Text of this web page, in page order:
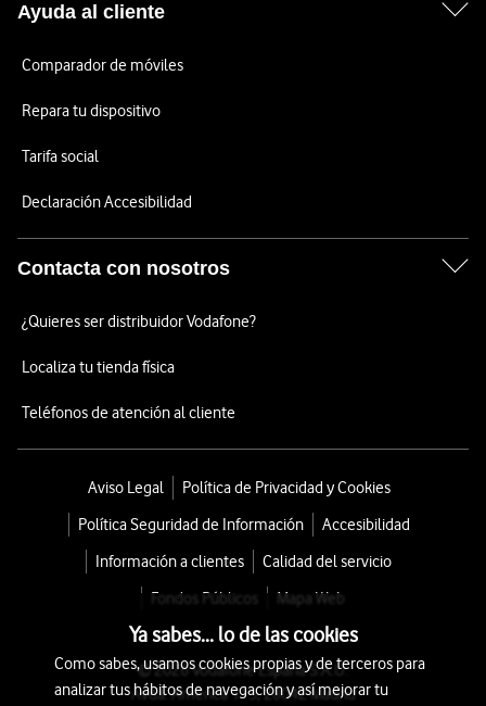
Ayuda al cliente
Comparador de móviles
Repara tu dispositivo
Tarifa social
Declaración Accesibilidad
Contacta con nosotros
¿Quieres ser distribuidor Vodafone?
Localiza tu tienda física
Teléfonos de atención al cliente
Aviso Legal
Política de Privacidad y Cookies
Política Seguridad de Información
Accesibilidad
Información a clientes
Calidad del servicio
Fondos Públicos
Mapa Web
© 2026 Vodafone España S.A.U.
Avda. América 115, 28042 Madrid
Ya sabes... lo de las cookies
Como sabes, usamos cookies propias y de terceros para
analizar tus hábitos de navegación y así mejorar tu